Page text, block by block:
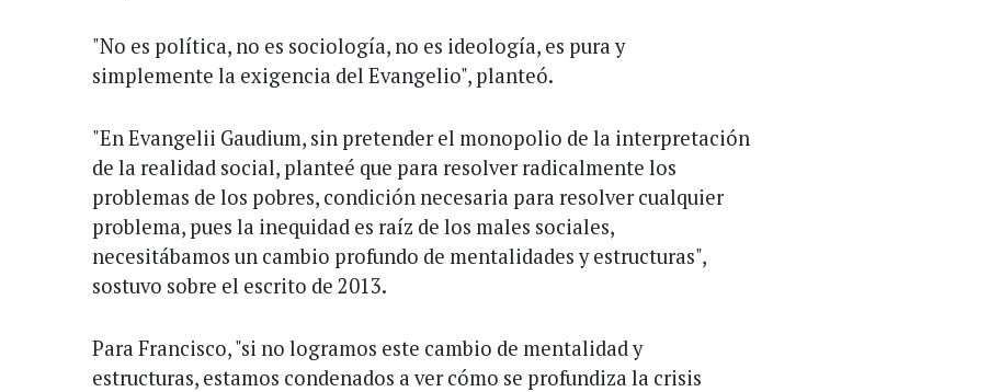
"No es política, no es sociología, no es ideología, es pura y
simplemente la exigencia del Evangelio", planteó.
"En Evangelii Gaudium, sin pretender el monopolio de la interpretación
de la realidad social, planteé que para resolver radicalmente los
problemas de los pobres, condición necesaria para resolver cualquier
problema, pues la inequidad es raíz de los males sociales,
necesitábamos un cambio profundo de mentalidades y estructuras",
sostuvo sobre el escrito de 2013.
Para Francisco, "si no logramos este cambio de mentalidad y
estructuras, estamos condenados a ver cómo se profundiza la crisis